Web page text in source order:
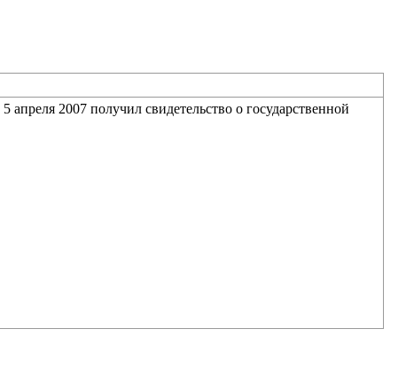
2007 получил свидетельство о государственной